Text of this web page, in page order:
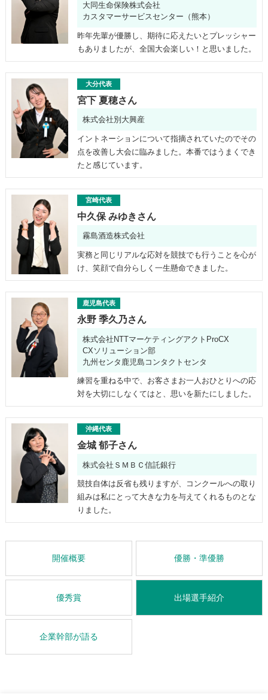
大同生命保険株式会社
カスタマーサービスセンター（熊本）
昨年先輩が優勝し、期待に応えたいとプレッシャー
もありましたが、全国大会楽しい！と思いました。
大分代表
宮下 夏穂さん
株式会社別大興産
イントネーションについて指摘されていたのでその
点を改善し大会に臨みました。本番ではうまくでき
たと感じています。
宮崎代表
中久保 みゆきさん
霧島酒造株式会社
実務と同じリアルな応対を競技でも行うことを心が
け、笑顔で自分らしく一生懸命できました。
鹿児島代表
永野 季久乃さん
株式会社NTTマーケティングアクトProCX
CXソリューション部
九州センタ鹿児島コンタクトセンタ
練習を重ねる中で、お客さまお一人おひとりへの応
対を大切にしなくてはと、思いを新たにしました。
沖縄代表
金城 郁子さん
株式会社ＳＭＢＣ信託銀行
競技自体は反省も残りますが、コンクールへの取り
組みは私にとって大きな力を与えてくれるものとな
りました。
開催概要 優勝・準優勝
優秀賞 出場選手紹介
企業幹部が語る